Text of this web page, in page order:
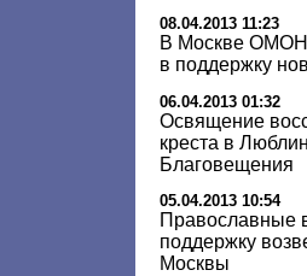
08.04.2013 11:23
В Москве ОМОН
в поддержку
06.04.2013 01:32
Освящение
креста в
Благовещения
05.04.2013 10:54
Православные
поддержку
Москвы